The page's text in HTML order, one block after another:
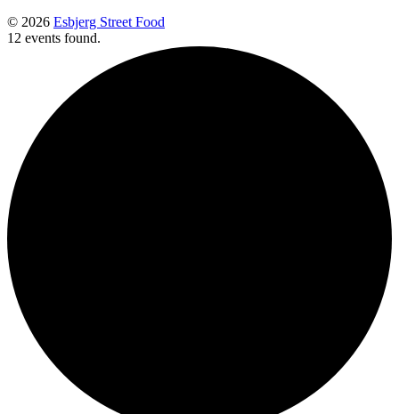
© 2026 Esbjerg Street Food
12 events found.